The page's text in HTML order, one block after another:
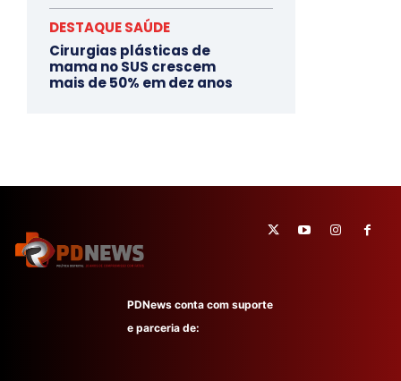
DESTAQUE SAÚDE
Cirurgias plásticas de
mama no SUS crescem
mais de 50% em dez anos
PDNews conta com suporte
e parceria de: